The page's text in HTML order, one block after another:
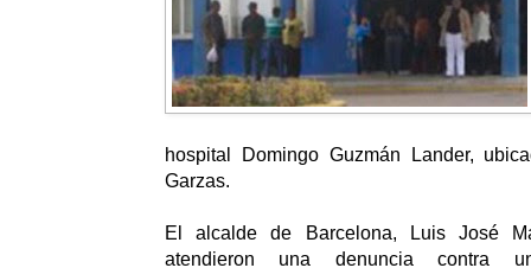
hospital Domingo Guzmán Lander,
Garzas.
El alcalde de Barcelona, Luis José
atendieron una denuncia contra